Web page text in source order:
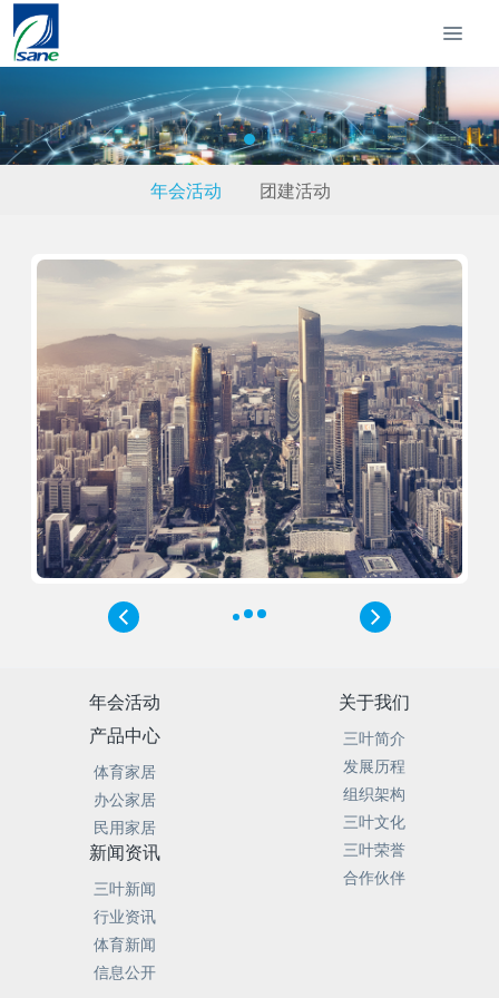
年会活动 团建活动
年会活动 关于我们
三叶简介
发展历程
组织架构
三叶文化
三叶荣誉
合作伙伴
产品中心
体育家居
办公家居
民用家居
新闻资讯
三叶新闻
行业资讯
体育新闻
信息公开